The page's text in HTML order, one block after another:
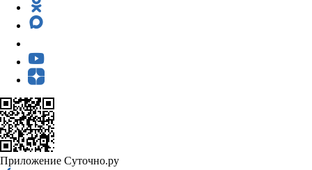
Приложение Суточно.ру